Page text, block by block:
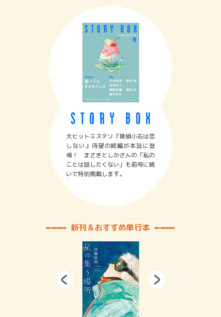
大ヒットミステリ『探偵小石は恋
しない』待望の続編が本誌に登
場！ まさきとしかさんの「私の
ことは話したくない」も前号に続
いて特別掲載します。
新刊＆おすすめ単行本